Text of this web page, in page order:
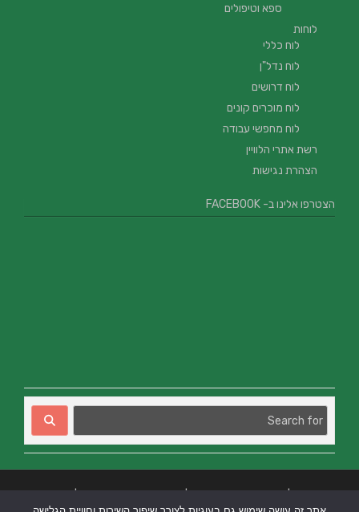
ספא וטיפולים
לוחות
לוח כללי
לוח נדל"ן
לוח דרושים
לוח מוכרים קונים
לוח מחפשי עבודה
רשת אתרי הלוויין
הצהרת נגישות
הצטרפו אלינו ב- FACEBOOK